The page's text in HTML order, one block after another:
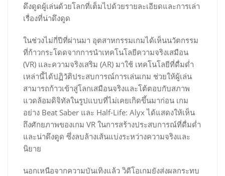
ดึงดูดผู้เล่นด้วยโลกที่เต็มไปด้วยรายละเอียดและการเล่า
เรื่องที่น่าดึงดูด
ในช่วงไม่กี่ปีที่ผ่านมา อุตสาหกรรมเกมได้เห็นนวัตกรรม
ที่ก้าวกระโดดจากการนำเทคโนโลยีความจริงเสมือน
(VR) และความจริงเสริม (AR) มาใช้ เทคโนโลยีที่ดื่มด่ำ
เหล่านี้ได้ปฏิวัติประสบการณ์การเล่นเกม ช่วยให้ผู้เล่น
สามารถก้าวเข้าสู่โลกเสมือนจริงและโต้ตอบกับสภาพ
แวดล้อมดิจิทัลในรูปแบบที่ไม่เคยเกิดขึ้นมาก่อน เกม
อย่าง Beat Saber และ Half-Life: Alyx ได้แสดงให้เห็น
ถึงศักยภาพของเกม VR ในการสร้างประสบการณ์ที่ดื่มด่ำ
และน่าดึงดูด ซึ่งลบล้างเส้นแบ่งระหว่างความจริงและ
นิยาย
นอกเหนือจากความบันเทิงแล้ว วิดีโอเกมยังส่งผลกระทบ